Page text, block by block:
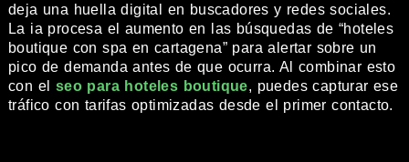
deja una huella digital en buscadores y redes sociales.
La ia procesa el aumento en las búsquedas de “hoteles
boutique con spa en cartagena” para alertar sobre un
pico de demanda antes de que ocurra. Al combinar esto
con el seo para hoteles boutique, puedes capturar ese
tráfico con tarifas optimizadas desde el primer contacto.